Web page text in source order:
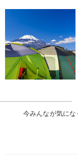
今みんなが気にな